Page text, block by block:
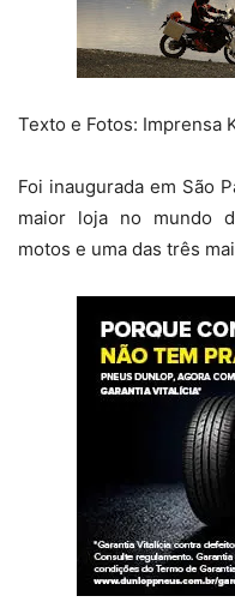
Texto e Fotos: Imprensa
Foi inaugurada em São
maior loja no mundo
motos e uma das três